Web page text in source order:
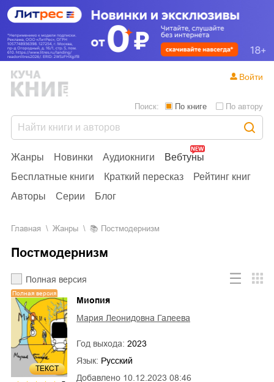
Жанры Новинки Аудиокниги
Вебтуны
Бесплатные книги
Краткий пересказ
Рейтинг книг
Авторы
Серии Блог
Поиск: По книге По автору
Войти
Главная Жанры Постмодернизм
Постмодернизм
Полная версия
ТЕКСТ
Полная версия
Добавлено 10.12.2023 08:46
Миопия
Мария Леонидовна Галеева
Год выхода: 2023
Язык: Русский